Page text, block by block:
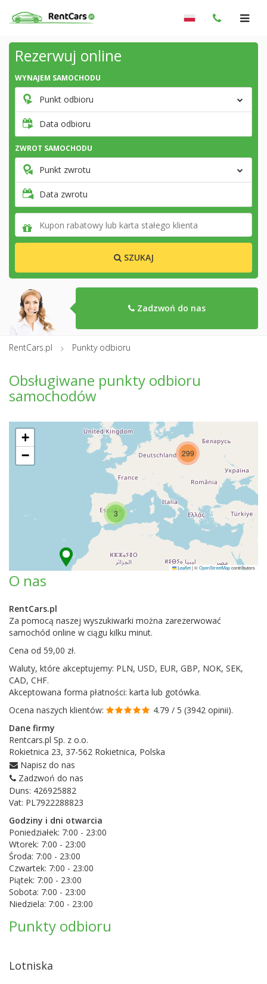
Rezerwuj online
WYNAJEM SAMOCHODU
Punkt odbioru
Data odbioru
ZWROT SAMOCHODU
Punkt zwrotu
Data zwrotu
SZUKAJ
Zadzwoń do nas
RentCars.pl Punkty odbioru
Obsługiwane punkty odbioru
samochodów
3
299
+
−
Leaflet|©OpenStreetMapcontributors
O nas
RentCars.pl
Za pomocą naszej wyszukiwarki można zarezerwować
samochód online w ciągu kilku minut.
Cena od 59,00 zł.
Waluty, które akceptujemy: PLN, USD, EUR, GBP, NOK, SEK,
CAD, CHF.
Akceptowana forma płatności: karta lub gotówka.
Ocena naszych klientów:
4.79 / 5 (3942 opinii).
Dane firmy
Rentcars.pl Sp. z o.o.
Rokietnica 23, 37-562 Rokietnica, Polska
Napisz do nas
Zadzwoń do nas
Duns: 426925882
Vat: PL7922288823
Godziny i dni otwarcia
Poniedziałek: 7:00 - 23:00
Wtorek: 7:00 - 23:00
Środa: 7:00 - 23:00
Czwartek: 7:00 - 23:00
Piątek: 7:00 - 23:00
Sobota: 7:00 - 23:00
Niedziela: 7:00 - 23:00
Punkty odbioru
Lotniska